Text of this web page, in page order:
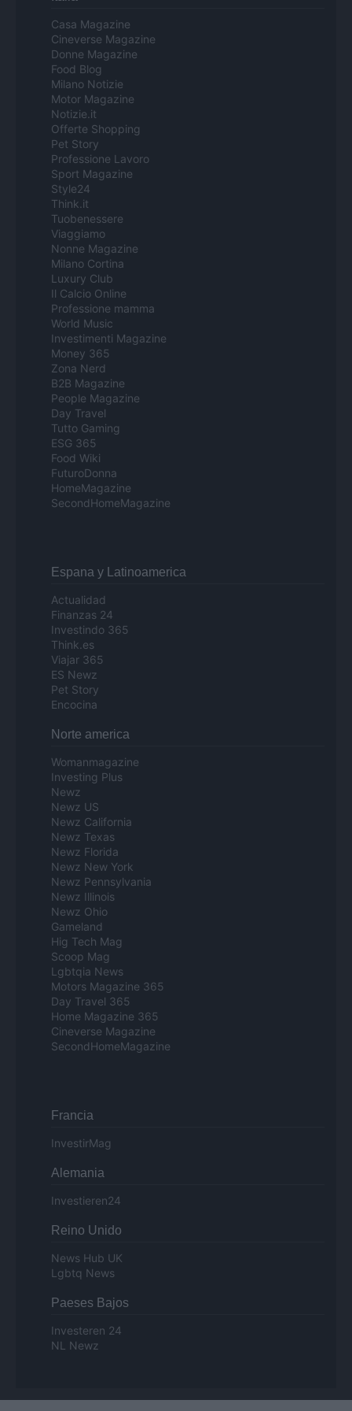
Casa Magazine
Cineverse Magazine
Donne Magazine
Food Blog
Milano Notizie
Motor Magazine
Notizie.it
Offerte Shopping
Pet Story
Professione Lavoro
Sport Magazine
Style24
Think.it
Tuobenessere
Viaggiamo
Nonne Magazine
Milano Cortina
Luxury Club
Il Calcio Online
Professione mamma
World Music
Investimenti Magazine
Money 365
Zona Nerd
B2B Magazine
People Magazine
Day Travel
Tutto Gaming
ESG 365
Food Wiki
FuturoDonna
HomeMagazine
SecondHomeMagazine
Espana y Latinoamerica
Actualidad
Finanzas 24
Investindo 365
Think.es
Viajar 365
ES Newz
Pet Story
Encocina
Norte america
Womanmagazine
Investing Plus
Newz
Newz US
Newz California
Newz Texas
Newz Florida
Newz New York
Newz Pennsylvania
Newz Illinois
Newz Ohio
Gameland
Hig Tech Mag
Scoop Mag
Lgbtqia News
Motors Magazine 365
Day Travel 365
Home Magazine 365
Cineverse Magazine
SecondHomeMagazine
Francia
InvestirMag
Alemania
Investieren24
Reino Unido
News Hub UK
Lgbtq News
Paeses Bajos
Investeren 24
NL Newz